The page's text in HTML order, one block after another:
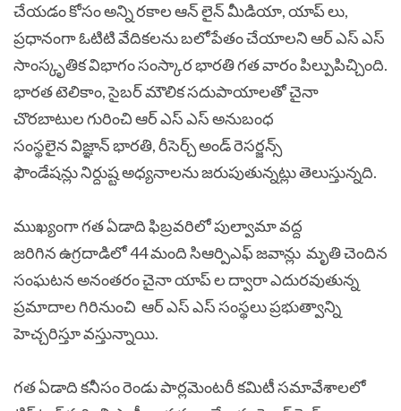
చేయడం కోసం అన్ని రకాల ఆన్ లైన్ మీడియా, యాప్ లు,
ప్రధానంగా ఓటిటి వేదికలను బలోపేతం చేయాలని ఆర్ ఎస్ ఎస్
సాంస్కృతిక విభాగం సంస్కార భారతి గత వారం పిల్పుపిచ్చింది.
భారత టెలికాం, సైబర్ మౌలిక సదుపాయాలతో చైనా
చొరబాటుల గురించి ఆర్ ఎస్ ఎస్ అనుబంధ
సంస్థలైన విజ్ఞాన్ భారతి, రీసెర్చ్ అండ్ రెసర్జన్స్
ఫౌండేషన్లు నిర్దుష్ట అధ్యనాలను జరుపుతున్నట్లు తెలుస్తున్నది.
ముఖ్యంగా గత ఏడాది ఫిబ్రవరిలో పుల్వామా వద్ద
జరిగిన ఉగ్రదాడిలో 44 మంది సిఆర్పిఎఫ్ జవాన్లు మృతి చెందిన
సంఘటన అనంతరం చైనా యాప్ ల ద్వారా ఎదురవుతున్న
ప్రమాదాల గిరినుంచి ఆర్ ఎస్ ఎస్ సంస్థలు ప్రభుత్వాన్ని
హెచ్చరిస్తూ వస్తున్నాయి.
గత ఏడాది కనీసం రెండు పార్లమెంటరీ కమిటీ సమావేశాలలో